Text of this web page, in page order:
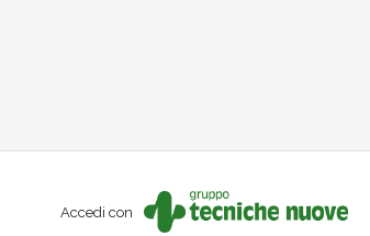
Accedi con